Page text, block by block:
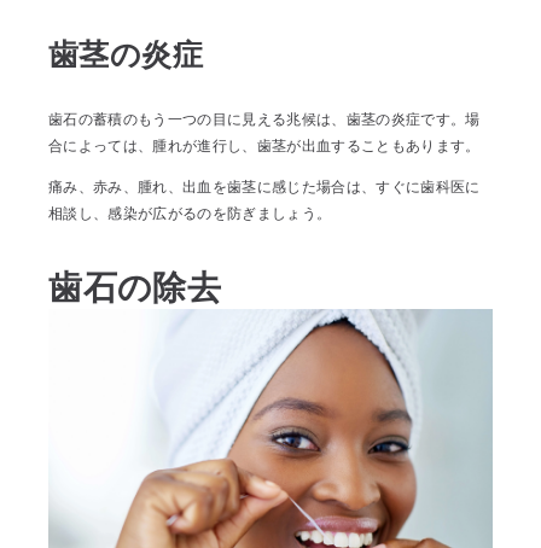
歯茎の炎症
歯石の蓄積のもう一つの目に見える兆候は、歯茎の炎症です。場
合によっては、腫れが進行し、歯茎が出血することもあります。
痛み、赤み、腫れ、出血を歯茎に感じた場合は、すぐに歯科医に
相談し、感染が広がるのを防ぎましょう。
歯石の除去